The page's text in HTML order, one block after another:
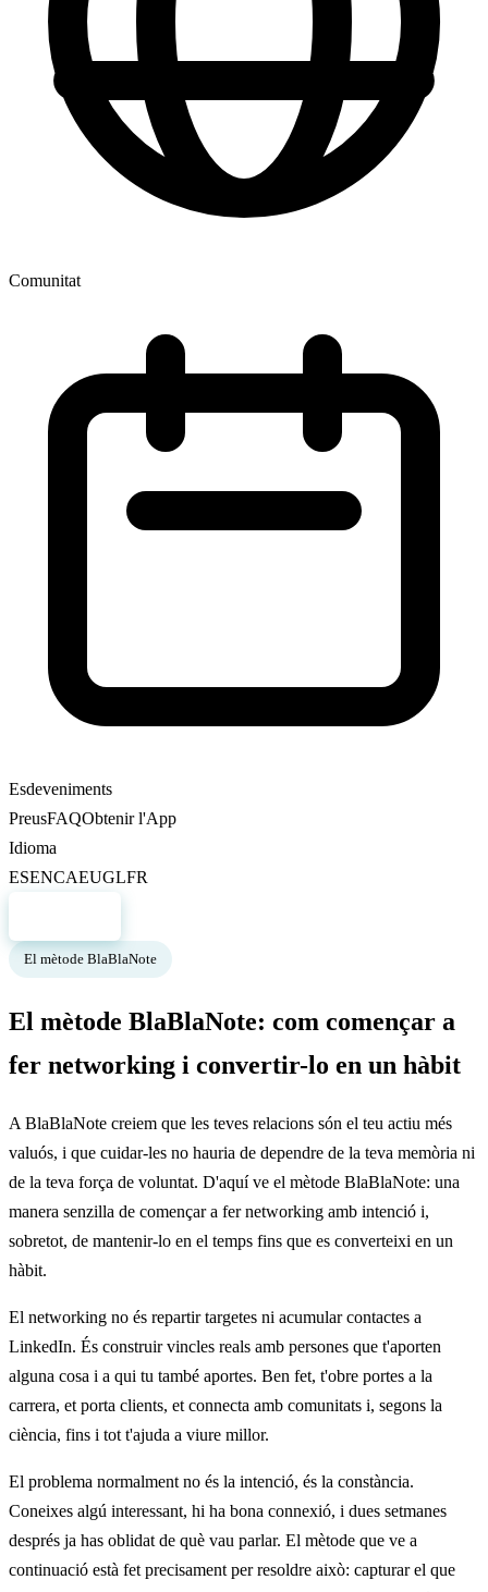
Comunitat
Esdeveniments
PreusFAQObtenir l'App
Idioma
ESENCAEUGLFR
El mètode BlaBlaNote
El mètode BlaBlaNote: com començar a
fer networking i convertir-lo en un hàbit
A BlaBlaNote creiem que les teves relacions són el teu actiu més
valuós, i que cuidar-les no hauria de dependre de la teva memòria ni
de la teva força de voluntat. D'aquí ve el mètode BlaBlaNote: una
manera senzilla de començar a fer networking amb intenció i,
sobretot, de mantenir-lo en el temps fins que es converteixi en un
hàbit.
El networking no és repartir targetes ni acumular contactes a
LinkedIn. És construir vincles reals amb persones que t'aporten
alguna cosa i a qui tu també aportes. Ben fet, t'obre portes a la
carrera, et porta clients, et connecta amb comunitats i, segons la
ciència, fins i tot t'ajuda a viure millor.
El problema normalment no és la intenció, és la constància.
Coneixes algú interessant, hi ha bona connexió, i dues setmanes
després ja has oblidat de què vau parlar. El mètode que ve a
continuació està fet precisament per resoldre això: capturar el que